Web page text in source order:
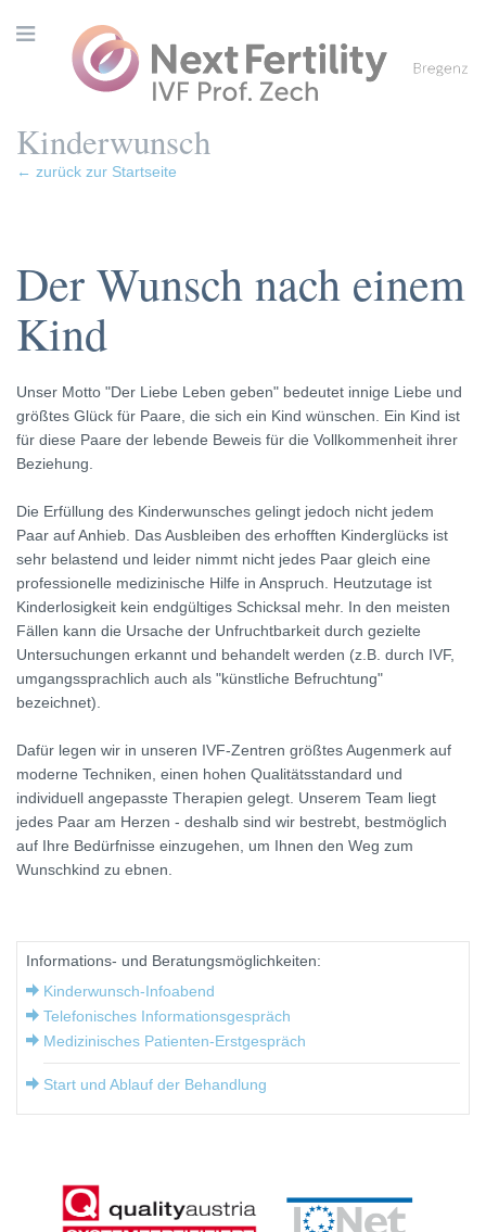
Kinderwunsch
← zurück zur Startseite
Der Wunsch nach einem
Kind
Unser Motto "Der Liebe Leben geben" bedeutet innige Liebe und
größtes Glück für Paare, die sich ein Kind wünschen. Ein Kind ist
für diese Paare der lebende Beweis für die Vollkommenheit ihrer
Beziehung.
Die Erfüllung des Kinderwunsches gelingt jedoch nicht jedem
Paar auf Anhieb. Das Ausbleiben des erhofften Kinderglücks ist
sehr belastend und leider nimmt nicht jedes Paar gleich eine
professionelle medizinische Hilfe in Anspruch. Heutzutage ist
Kinderlosigkeit kein endgültiges Schicksal mehr. In den meisten
Fällen kann die Ursache der Unfruchtbarkeit durch gezielte
Untersuchungen erkannt und behandelt werden (z.B. durch IVF,
umgangssprachlich auch als "künstliche Befruchtung"
bezeichnet).
Dafür legen wir in unseren IVF-Zentren größtes Augenmerk auf
moderne Techniken, einen hohen Qualitätsstandard und
individuell angepasste Therapien gelegt. Unserem Team liegt
jedes Paar am Herzen - deshalb sind wir bestrebt, bestmöglich
auf Ihre Bedürfnisse einzugehen, um Ihnen den Weg zum
Wunschkind zu ebnen.
Informations- und Beratungsmöglichkeiten:
Kinderwunsch-Infoabend
Telefonisches Informationsgespräch
Medizinisches Patienten-Erstgespräch
Start und Ablauf der Behandlung